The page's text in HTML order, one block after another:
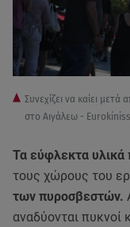
Συνεχίζει να καίει
στο Αιγάλεω -
Τα εύφλεκτα υλικά
τους χώρους του
των πυροσβεστών.
αναδύονται πυκνοί